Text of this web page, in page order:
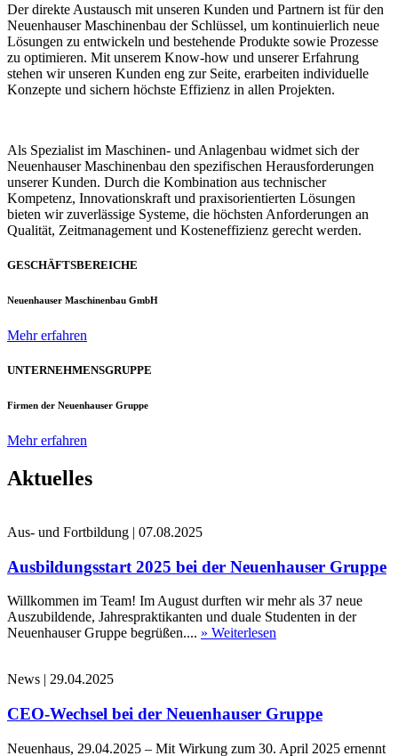
Der direkte Austausch mit unseren Kunden und Partnern ist für den
Neuenhauser Maschinenbau der Schlüssel, um kontinuierlich neue
Lösungen zu entwickeln und bestehende Produkte sowie Prozesse
zu optimieren. Mit unserem Know-how und unserer Erfahrung
stehen wir unseren Kunden eng zur Seite, erarbeiten individuelle
Konzepte und sichern höchste Effizienz in allen Projekten.
Als Spezialist im Maschinen- und Anlagenbau widmet sich der
Neuenhauser Maschinenbau den spezifischen Herausforderungen
unserer Kunden. Durch die Kombination aus technischer
Kompetenz, Innovationskraft und praxisorientierten Lösungen
bieten wir zuverlässige Systeme, die höchsten Anforderungen an
Qualität, Zeitmanagement und Kosteneffizienz gerecht werden.
GESCHÄFTSBEREICHE
Neuenhauser Maschinenbau GmbH
Mehr erfahren
UNTERNEHMENSGRUPPE
Firmen der Neuenhauser Gruppe
Mehr erfahren
Aktuelles
Aus- und Fortbildung | 07.08.2025
Ausbildungsstart 2025 bei der Neuenhauser Gruppe
Willkommen im Team! Im August durften wir mehr als 37 neue
Auszubildende, Jahrespraktikanten und duale Studenten in der
Neuenhauser Gruppe begrüßen.... » Weiterlesen
News | 29.04.2025
CEO-Wechsel bei der Neuenhauser Gruppe
Neuenhaus, 29.04.2025 – Mit Wirkung zum 30. April 2025 ernennt